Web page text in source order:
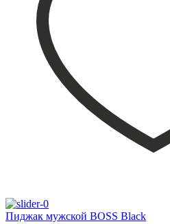
Пиджак мужской BOSS Black